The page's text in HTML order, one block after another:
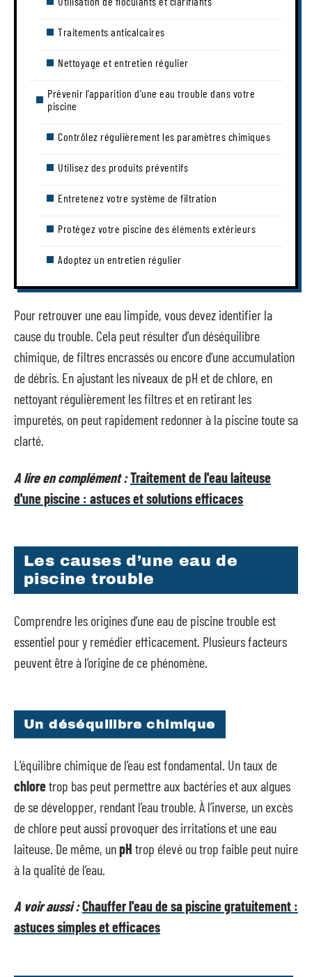
Traitements anticalcaires
Nettoyage et entretien régulier
Prévenir l’apparition d’une eau trouble dans votre
piscine
Contrôlez régulièrement les paramètres chimiques
Utilisez des produits préventifs
Entretenez votre système de filtration
Protégez votre piscine des éléments extérieurs
Adoptez un entretien régulier
Pour retrouver une eau limpide, vous devez identifier la
cause du trouble. Cela peut résulter d’un déséquilibre
chimique, de filtres encrassés ou encore d’une accumulation
de débris. En ajustant les niveaux de pH et de chlore, en
nettoyant régulièrement les filtres et en retirant les
impuretés, on peut rapidement redonner à la piscine toute sa
clarté.
A lire en complément :Traitement de l'eau laiteuse
d'une piscine : astuces et solutions efficaces
Les causes d’une eau de
piscine trouble
Comprendre les origines d’une eau de piscine trouble est
essentiel pour y remédier efficacement. Plusieurs facteurs
peuvent être à l’origine de ce phénomène.
Un déséquilibre chimique
L’équilibre chimique de l’eau est fondamental. Un taux de
chloretrop bas peut permettre aux bactéries et aux algues
de se développer, rendant l’eau trouble. À l’inverse, un excès
de chlore peut aussi provoquer des irritations et une eau
laiteuse. De même, unpH trop élevé ou trop faible peut nuire
à la qualité de l’eau.
A voir aussi :Chauffer l'eau de sa piscine gratuitement :
astuces simples et efficaces